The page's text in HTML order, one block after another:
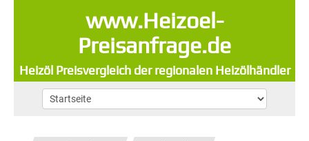
www.Heizoel-
Preisanfrage.de
Heizöl Preisvergleich der regionalen Heizölhändler